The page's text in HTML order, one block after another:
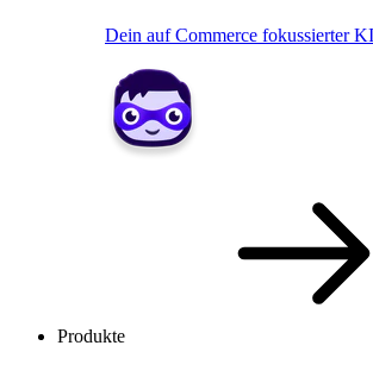
Dein auf Commerce fokussierter
Produkte